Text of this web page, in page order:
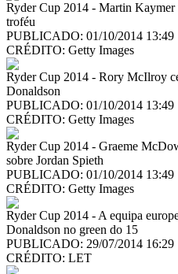
Ryder Cup 2014 - Martin Kaymer
troféu
PUBLICADO: 01/10/2014 13:49
CRÉDITO: Getty Images
Ryder Cup 2014 - Rory McIlroy
Donaldson
PUBLICADO: 01/10/2014 13:49
CRÉDITO: Getty Images
Ryder Cup 2014 - Graeme
sobre Jordan Spieth
PUBLICADO: 01/10/2014 13:49
CRÉDITO: Getty Images
Ryder Cup 2014 - A equipa
Donaldson no green do 15
PUBLICADO: 29/07/2014 16:29
CRÉDITO: LET